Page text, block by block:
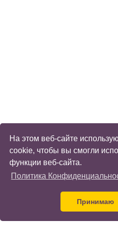
На этом веб-сайте
cookie, чтобы вы смогли
функции веб-сайта.
Политика
Принимаю